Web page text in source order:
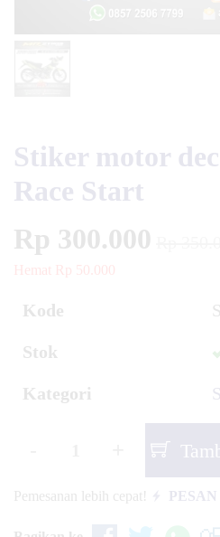
Stiker motor
Race Start
Rp 300.000
Hemat Rp 50.000
Kode
Stok
Kategori
Pemesanan lebih cepat!